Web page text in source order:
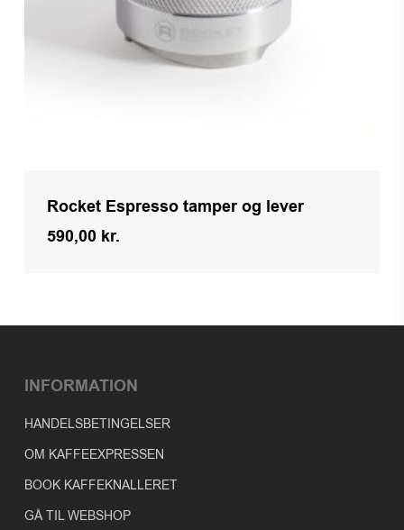
Rocket Espresso tamper og lever
590,00 kr.
INFORMATION
HANDELSBETINGELSER
OM KAFFEEXPRESSEN
BOOK KAFFEKNALLERET
GÅ TIL WEBSHOP